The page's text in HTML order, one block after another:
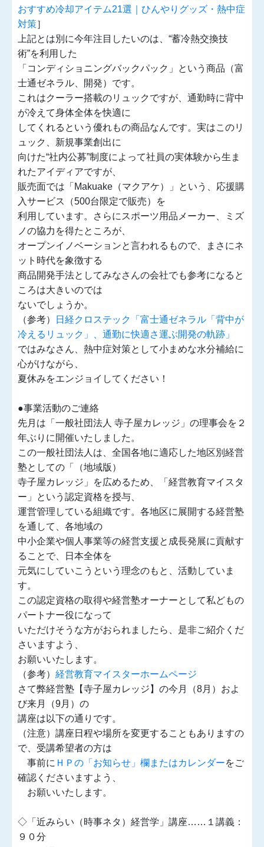
おすすめ冷却アイテム21選｜ひんやりグッズ・熱中症
対策］
上記とは別に今年注目したいのは、“蓄冷熱交換技
術”を利用した
「コンディショニングバックパック」という商品（富
士通ゼネラル、開発）です。
これはクーラー搭載のリュックですが、通勤時に背中
が冷えて身体全体を快適に
してくれるという優れもの商品なんです。実はこのリ
ュック、新規事業創出に
向けた“社内公募”制度によって社員の実体験から生ま
れたアイディアですが、
販売面では「Makuake（マクアケ）」という、応援購
入サービス（500台限定で販売）を
利用しています。さらにスポーツ用品メーカー、ミズ
ノの協力を得たところが、
オープンイノベーションと言われるもので、まさにネ
ット時代を象徴する
商品開発手法としてみなさんの会社でも参考になると
ころは大きいのでは
ないでしょうか。
（参考）
日経クロステック「富士通ゼネラル「背中が
冷えるリュック」、通勤に快適さ運ぶ開発の軌跡」
ではみなさん、熱中症対策として小まめな水分補給に
心がけながら、
夏休みをエンジョイしてください！
●事業活動のご連絡
先月は「一般社団法人 寺子屋カレッジ」の理事会を２
年ぶりに開催いたしました。
この一般社団法人は、全国各地に適応した地区別経営
塾としての「（地域版）
寺子屋カレッジ」を広めるため、「経営教育マイスタ
ー」という認定資格を授与、
運営管理している組織です。各地区に展開する経営塾
を通して、各地域の
中小企業や個人事業等の経営支援と成長発展に貢献す
ることで、日本全体を
元気にしていこうという理念のもと、活動していま
す。
この認定資格の取得や経営塾オーナーとして私どもの
パートナー役になって
いただけそうな方がおられましたら、是非ご紹介くだ
さいますよう、
お願いいたします。
（参考） 経営教育マイスターホームページ
さて弊経営塾【寺子屋カレッジ】の今月（8月）およ
び来月（9月）の
講座は以下の通りです。
（注意）講座日程や場所を変更することもありますの
で、受講希望者の方は
事前に ＨＰの「お知らせ」欄またはカレンダーをご
確認くださいま すよう、
お願いいたします。
◇「近みらい（時事ネタ）経営学」講座……１講義：
９０分